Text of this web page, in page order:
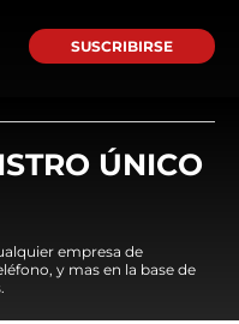
SUSCRIBIRSE
ÚNICO
empresa de
y mas en la base de